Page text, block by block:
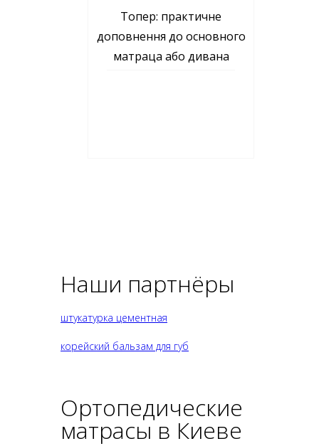
Топер: практичне
доповнення до основного
матраца або дивана
Наши партнёры
штукатурка цементная
корейский бальзам для губ
Ортопедические
матрасы в Киеве